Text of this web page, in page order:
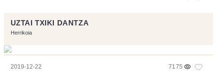
UZTAI TXIKI DANTZA
Herrikoia
2019-12-22 7175